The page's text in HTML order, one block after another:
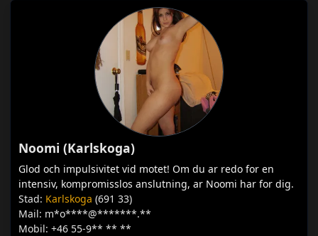
Noomi (Karlskoga)
Glod och impulsivitet vid motet! Om du ar redo for en
intensiv, kompromisslos anslutning, ar Noomi har for dig.
Stad: Karlskoga (691 33)
Mail: m*o****@*******.**
Mobil: +46 55-9** ** **